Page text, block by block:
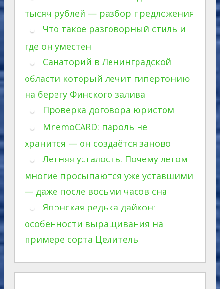
тысяч рублей — разбор предложения
Что такое разговорный стиль и
где он уместен
Санаторий в Ленинградской
области который лечит гипертонию
на берегу Финского залива
Проверка договора юристом
MnemoCARD: пароль не
хранится — он создаётся заново
Летняя усталость. Почему летом
многие просыпаются уже уставшими
— даже после восьми часов сна
Японская редька дайкон:
особенности выращивания на
примере сорта Целитель